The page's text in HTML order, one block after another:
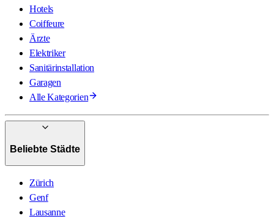
Hotels
Coiffeure
Ärzte
Elektriker
Sanitärinstallation
Garagen
Alle Kategorien
Beliebte Städte
Zürich
Genf
Lausanne